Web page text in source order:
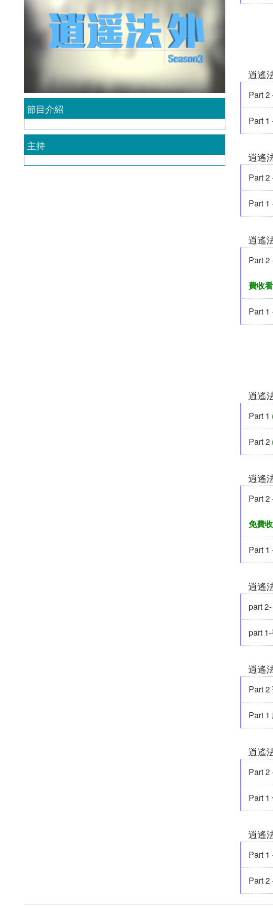
節目介紹
主持
逍遙
Part 2
Part 1
逍遙
Part 2
Part 1
逍遙
Part 2
費收
Part 1
逍遙
Part 1
Part 2
逍遙
Part
免費
Part 1
逍遙
part
part
逍遙
Part 2
Part
逍遙
Part 2
Part
逍遙
Part 1
Part 2